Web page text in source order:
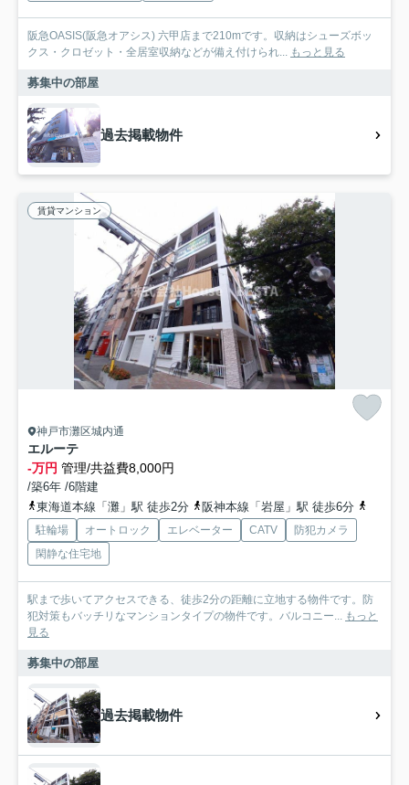
阪急OASIS(阪急オアシス) 六甲店まで210mです。収納はシューズボッ
クス・クロゼット・全居室収納などが備え付けられ... もっと見る
募集中の部屋
過去掲載物件
賃貸マンション
神戸市灘区城内通
エルーテ
-万円 管理/共益費8,000円
/築6年 /6階建
東海道本線「灘」駅 徒歩2分
阪神本線「岩屋」駅 徒歩6分
駐輪場 オートロック エレベーター CATV
防犯カメラ
閑静な住宅地
駅まで歩いてアクセスできる、徒歩2分の距離に立地する物件です。防
犯対策もバッチリなマンションタイプの物件です。バルコニー... もっと
見る
募集中の部屋
過去掲載物件